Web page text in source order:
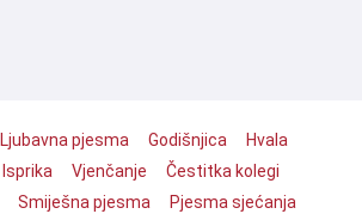
Ljubavna pjesma Godišnjica
Hvala
Isprika Vjenčanje
Čestitka kolegi
Smiješna pjesma
Pjesma sjećanja